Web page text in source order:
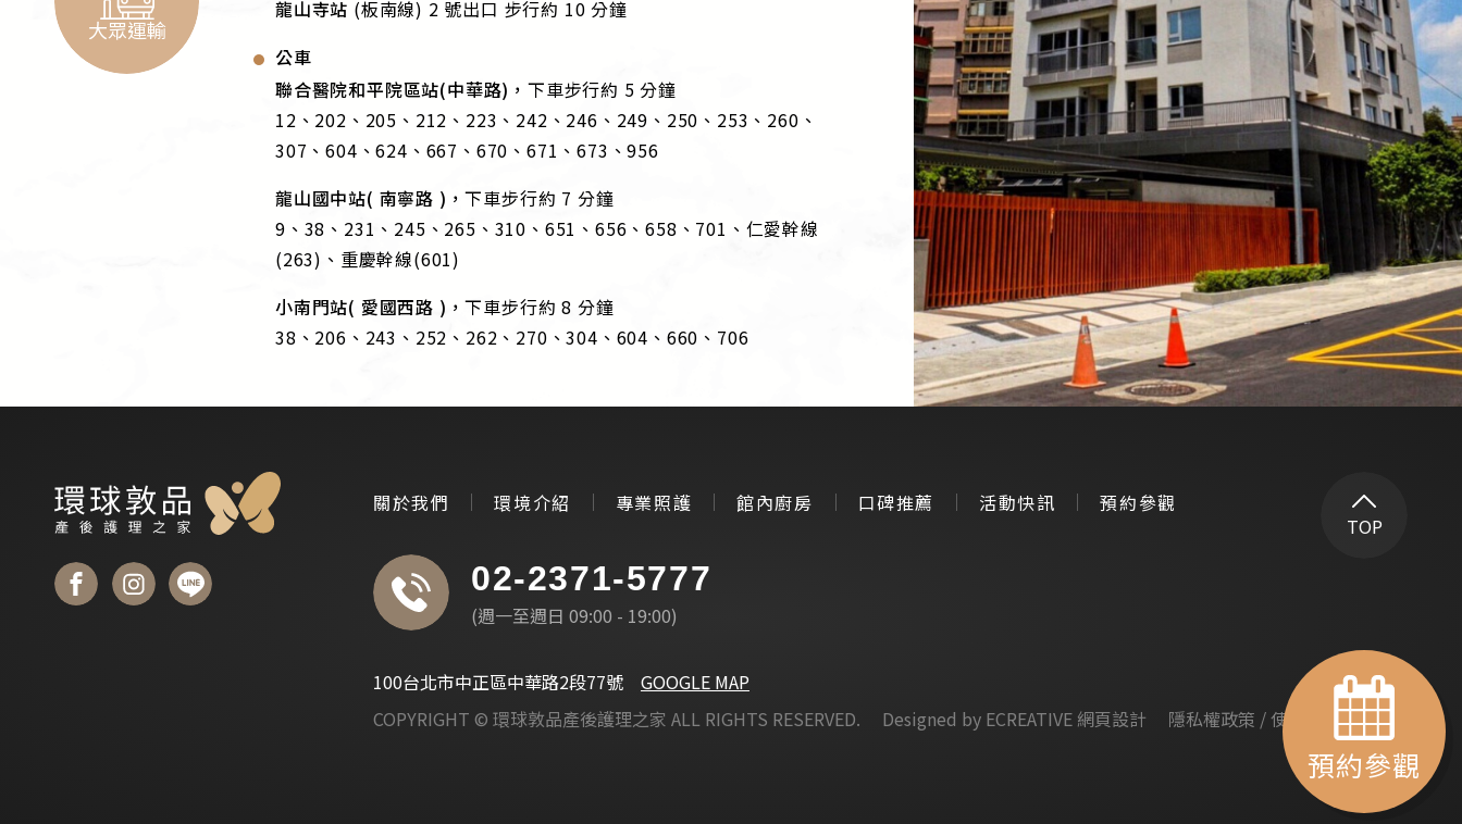
大眾運輸
龍山寺站 (板南線) 2 號出口 步行約 10 分鐘
公車
聯合醫院和平院區站(中華路)， 下車步行約 5 分鐘
12、202、205、212、223、242、246、249、250、253、260、
307、604、624、667、670、671、673、956
龍山國中站( 南寧路 )，下車步行約 7 分鐘
9、38、231、245、265、310、651、656、658、701、仁愛幹線
(263)、重慶幹線(601)
小南門站( 愛國西路 )，下車步行約 8 分鐘
38、206、243、252、262、270、304、604、660、706
關於我們 環境介紹 專業照護 館內廚房 口碑推薦 活動快訊 預約參觀
02-2371-5777
(週一至週日 09:00 - 19:00)
100台北市中正區中華路2段77號
GOOGLE MAP
COPYRIGHT © 環球敦品產後護理之家 ALL RIGHTS RESERVED. Designed by ECREATIVE 網頁設計 隱私權政策 /使用者條款
TOP
預約參觀